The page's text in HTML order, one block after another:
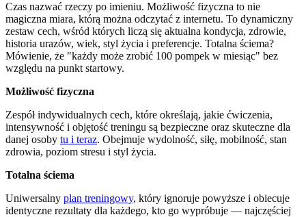
Czas nazwać rzeczy po imieniu. Możliwość fizyczna to nie
magiczna miara, którą można odczytać z internetu. To dynamiczny
zestaw cech, wśród których liczą się aktualna kondycja, zdrowie,
historia urazów, wiek, styl życia i preferencje. Totalna ściema?
Mówienie, że "każdy może zrobić 100 pompek w miesiąc" bez
względu na punkt startowy.
Możliwość fizyczna
Zespół indywidualnych cech, które określają, jakie ćwiczenia,
intensywność i objętość treningu są bezpieczne oraz skuteczne dla
danej osoby tu i teraz. Obejmuje wydolność, siłę, mobilność, stan
zdrowia, poziom stresu i styl życia.
Totalna ściema
Uniwersalny plan treningowy, który ignoruje powyższe i obiecuje
identyczne rezultaty dla każdego, kto go wypróbuje — najczęściej